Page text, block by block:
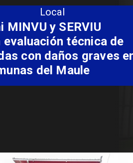
Local
entrega apoyo a
de Romeral para
alimentación
de niño con
de Intestino Corto